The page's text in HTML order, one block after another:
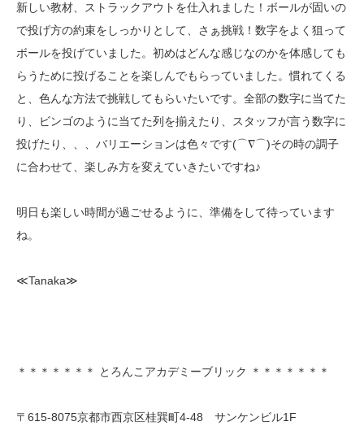
新しい教材、ストラックアウトを仕入れました！ボールが固いの
で投げ方の約束をしっかりとして、さぁ挑戦！数字をよく狙って
ボールを投げていました。初めはどんな感じなのかを体感しても
らうために投げることを楽しんでもらっていました。慣れてくる
と、色んな方法で挑戦してもらいたいです。全部の数字に当てた
り、ビンゴのように当てた列を揃えたり、スタッフが言う数字に
投げたり、、、バリエーションは色々です(⌒∇⌒)その時の調子
に合わせて、楽しみ方を変えていきたいですね♪
明日も楽しい時間が過ごせるように、準備をして待っています
ね。
≪Tanaka≫
＊＊＊＊＊＊＊ とろんこアカデミーブリック ＊＊＊＊＊＊＊
〒615-8075京都市西京区桂巽町4-48 サンケンビル1F